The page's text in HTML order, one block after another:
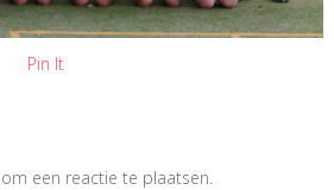
Pin It
om een reactie te plaatsen.